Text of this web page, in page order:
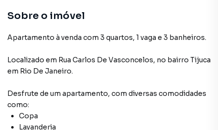
Andar Alto
Sobre o imóvel
Apartamento à venda com 3 quartos, 1 vaga e 3 banheiros.
Localizado em Rua Carlos De Vasconcelos, no bairro Tijuca
em Rio De Janeiro.
Desfrute de um apartamento, com diversas comodidades
como:
Copa
Lavanderia